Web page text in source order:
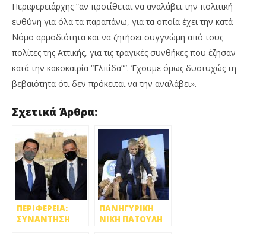
Περιφερειάρχης “αν προτίθεται να αναλάβει την πολιτική
ευθύνη για όλα τα παραπάνω, για τα οποία έχει την κατά
Νόμο αρμοδιότητα και να ζητήσει συγγνώμη από τους
πολίτες της Αττικής, για τις τραγικές συνθήκες που έζησαν
κατά την κακοκαιρία “Ελπίδα””. Έχουμε όμως δυστυχώς τη
βεβαιότητα ότι δεν πρόκειται να την αναλάβει».
Σχετικά Άρθρα:
ΠΕΡΙΦΕΡΕΙΑ:
ΣΥΝΑΝΤΗΣΗ
ΠΑΝΗΓΥΡΙΚΗ
ΝΙΚΗ ΠΑΤΟΥΛΗ